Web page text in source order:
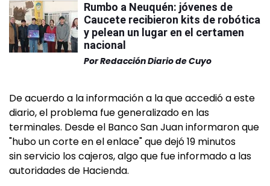
Rumbo a Neuquén: jóvenes de
Caucete recibieron kits de robótica
y pelean un lugar en el certamen
nacional
PorRedacción Diario de Cuyo
De acuerdo a la información a la que accedió a este
diario, el problema fue generalizado en las
terminales. Desde el Banco San Juan informaron que
"hubo un corte en el enlace" que dejó 19 minutos
sin servicio los cajeros, algo que fue informado a las
autoridades de Hacienda.